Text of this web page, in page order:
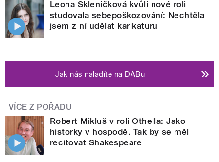
Leona Skleničková kvůli nové roli
studovala sebepoškozování: Nechtěla
jsem z ní udělat karikaturu
Jak nás naladíte na DABu
VÍCE Z POŘADU
Robert Mikluš v roli Othella: Jako
historky v hospodě. Tak by se měl
recitovat Shakespeare